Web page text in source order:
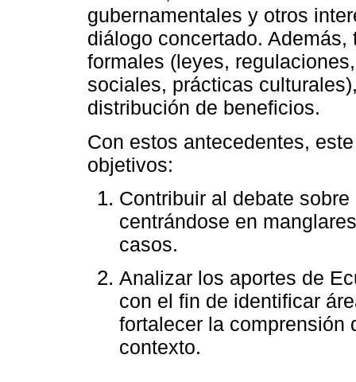
gubernamentales y otros
diálogo concertado.
formales (leyes,
sociales, prácticas
distribución de beneficios.
Con estos antecedentes,
objetivos:
Contribuir al debate
centrándose en
casos.
Analizar los aportes de
con el fin de identificar
fortalecer la comprensión
contexto.